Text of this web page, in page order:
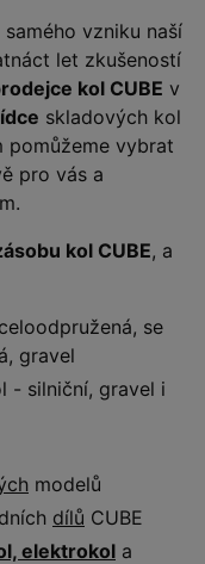
vzniku naší
let zkušeností
kol CUBE v
skladových kol
pomůžeme vybrat
pro vás a
kol CUBE, a
se
gravel
- silniční, gravel i
modelů
dílů CUBE
elektrokol a